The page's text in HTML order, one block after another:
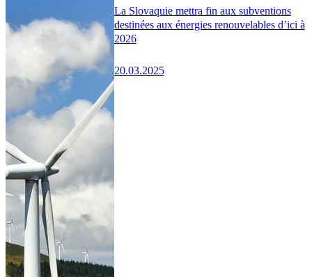
La Slovaquie mettra fin aux subventions
destinées aux énergies renouvelables d’ici à
2026
20.03.2025